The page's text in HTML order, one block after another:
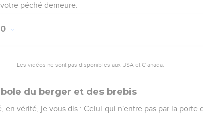
péché demeure.
Les vidéos ne sont pas disponibles aux USA et C anada.
du berger et des brebis
en vérité, je vous dis : Celui qui n'entre pas par la porte